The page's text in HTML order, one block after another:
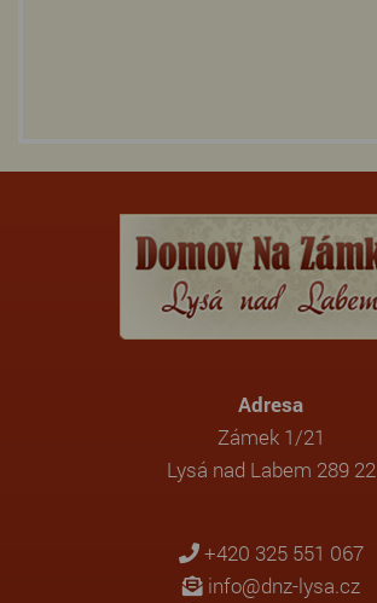
Adresa
Zámek 1/21
Lysá nad Labem 289 22
+420 325 551 067
info@dnz-lysa.cz